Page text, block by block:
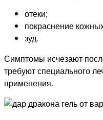
отеки;
покраснение
зуд.
Симптомы исчезают
требуют специального
применения.